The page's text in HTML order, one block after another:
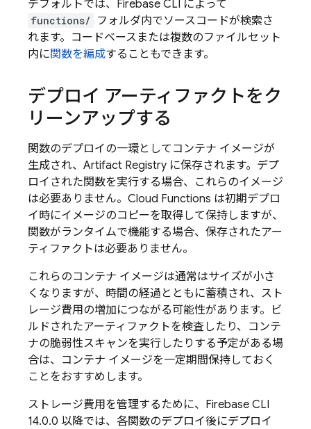
デフォルトでは、 Firebase CLI によって
functions/
フォルダ内でソースコードが検索さ
れます。コードベースまたは複数のファイルセット
内に関数を編成することもできます。
デプロイ アーティファクトをク
リーンアップする
関数のデプロイの一環としてコンテナ イメージが
生成され、 Artifact Registry に保存されます。デプ
ロイされた関数を実行する場合、これらのイメージ
は必要ありません。 Cloud Functions は初期デプロ
イ時にイメージのコピーを取得して保持しますが、
関数がランタイムで機能する場合、保存されたアー
ティファクトは必要ありません。
これらのコンテナ イメージは通常はサイズが小さ
くなりますが、時間の経過とともに蓄積され、スト
レージ費用の増加につながる可能性があります。ビ
ルドされたアーティファクトを検査したり、コンテ
ナの脆弱性スキャンを実行したりする予定がある場
合は、コンテナ イメージを一定期間保持しておく
ことをおすすめします。
ストレージ費用を管理するために、 Firebase CLI
14.0.0 以降では、各関数のデプロイ後にデプロイ